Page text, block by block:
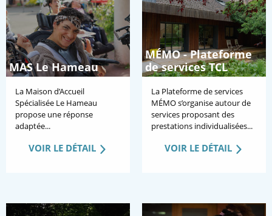
MAS Le Hameau
La Maison d’Accueil
Spécialisée Le Hameau
propose une réponse
adaptée...
VOIR LE DÉTAIL
MÉMO - Plateforme
de services TCL
La Plateforme de services
MÉMO s’organise autour de
services proposant des
prestations individualisées...
VOIR LE DÉTAIL